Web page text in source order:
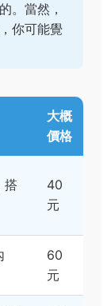
。當然，
你可能覺
大概
價格
搭
40
元
60
元